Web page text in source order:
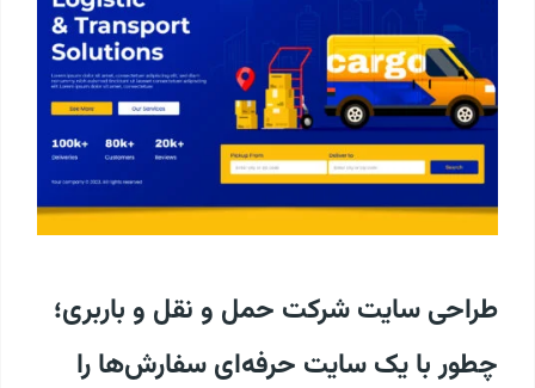
طراحی سایت شرکت حمل و نقل و باربری؛
چطور با یک سایت حرفه‌ای سفارش‌ها را